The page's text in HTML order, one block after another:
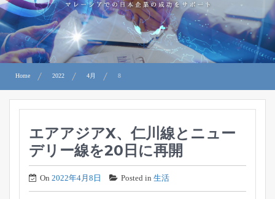
お問合せ
Home 2022 4月 8
エアアジアX、仁川線とニュー
デリー線を20日に再開
On 2022年4月8日 Posted in 生活